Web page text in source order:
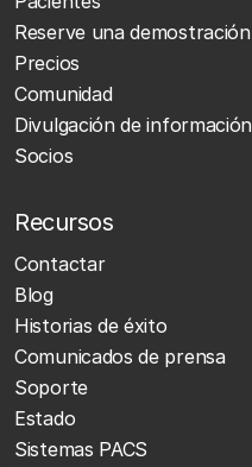
Reserve una demostración
Precios
Comunidad
Divulgación de información
Socios
Recursos
Contactar
Blog
Historias de éxito
Comunicados de prensa
Soporte
Estado
Sistemas PACS